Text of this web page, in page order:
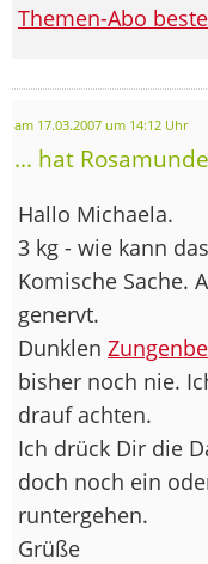
Themen-Abo
am 17.03.2007 um 14:12 Uhr
... hat
Hallo Michaela.
3 kg - wie kann
Komische Sache.
genervt.
Dunklen
bisher noch nie.
drauf achten.
Ich drück Dir die
doch noch ein
runtergehen.
Grüße